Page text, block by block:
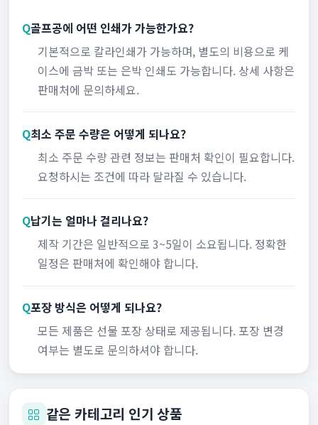
Q골프공에 어떤 인쇄가 가능한가요?
기본적으로 칼라인쇄가 가능하며, 별도의 비용으로 케
이스에 금박 또는 은박 인쇄도 가능합니다. 상세 사항은
판매처에 문의하세요.
Q최소 주문 수량은 어떻게 되나요?
최소 주문 수량 관련 정보는 판매처 확인이 필요합니다.
요청하시는 조건에 따라 달라질 수 있습니다.
Q납기는 얼마나 걸리나요?
제작 기간은 일반적으로 3~5일이 소요됩니다. 정확한
일정은 판매처에 확인해야 합니다.
Q포장 방식은 어떻게 되나요?
모든 제품은 선물 포장 상태로 제공됩니다. 포장 변경
여부는 별도로 문의하셔야 합니다.
같은 카테고리 인기 상품